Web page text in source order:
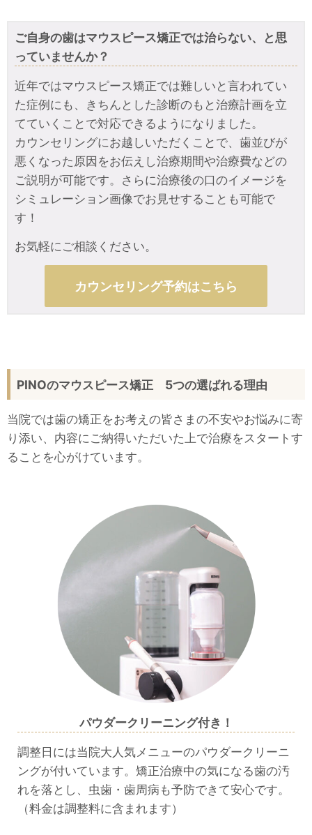
ご自身の歯はマウスピース矯正では治らない、と思
っていませんか？
近年ではマウスピース矯正では難しいと言われてい
た症例にも、きちんとした診断のもと治療計画を立
てていくことで対応できるようになりました。
カウンセリングにお越しいただくことで、歯並びが
悪くなった原因をお伝えし治療期間や治療費などの
ご説明が可能です。さらに治療後の口のイメージを
シミュレーション画像でお見せすることも可能で
す！
お気軽にご相談ください。
カウンセリング予約はこちら
PINOのマウスピース矯正 5つの選ばれる理由
当院では歯の矯正をお考えの皆さまの不安やお悩みに寄
り添い、内容にご納得いただいた上で治療をスタートす
ることを心がけています。
パウダークリーニング付き！
調整日には当院大人気メニューのパウダークリーニ
ングが付いています。矯正治療中の気になる歯の汚
れを落とし、虫歯・歯周病も予防できて安心です。
（料金は調整料に含まれます）